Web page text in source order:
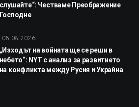
слушайте“: Честваме Преображение
Господне
06.08.2026
„Изходът на войната ще се реши в
небето“: NYT с анализ за развитието
на конфликта между Русия и Украйна